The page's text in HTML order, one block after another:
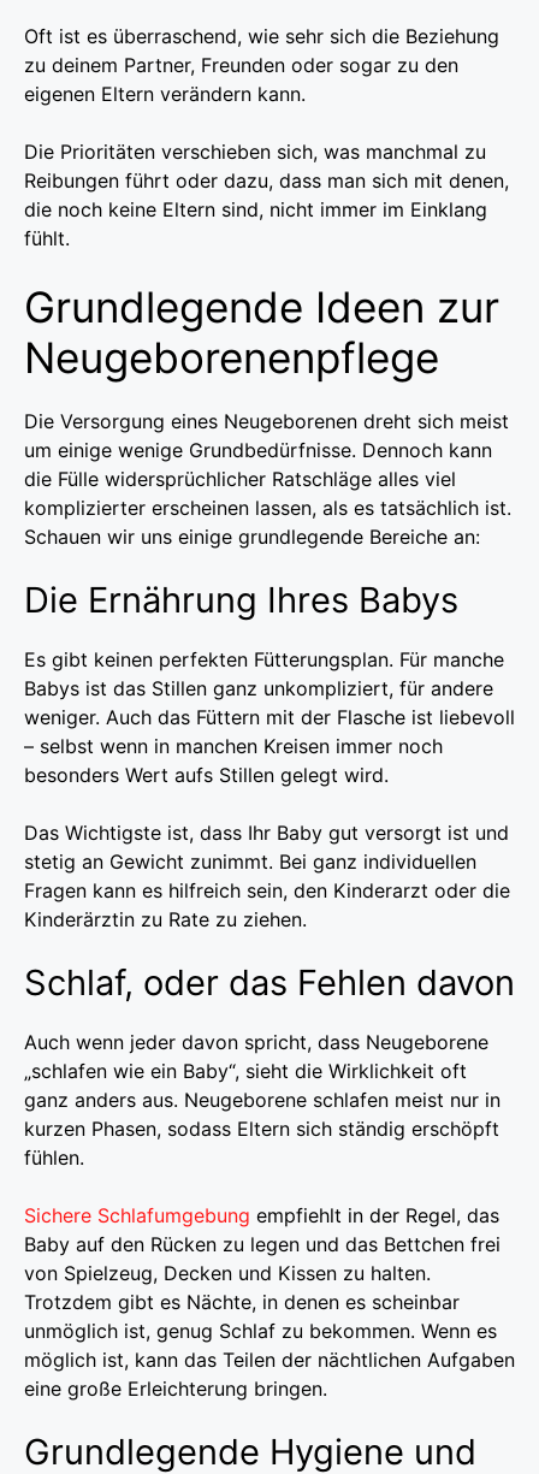
Oft ist es überraschend, wie sehr sich die Beziehung
zu deinem Partner, Freunden oder sogar zu den
eigenen Eltern verändern kann.
Die Prioritäten verschieben sich, was manchmal zu
Reibungen führt oder dazu, dass man sich mit denen,
die noch keine Eltern sind, nicht immer im Einklang
fühlt.
Grundlegende Ideen zur
Neugeborenenpflege
Die Versorgung eines Neugeborenen dreht sich meist
um einige wenige Grundbedürfnisse. Dennoch kann
die Fülle widersprüchlicher Ratschläge alles viel
komplizierter erscheinen lassen, als es tatsächlich ist.
Schauen wir uns einige grundlegende Bereiche an:
Die Ernährung Ihres Babys
Es gibt keinen perfekten Fütterungsplan. Für manche
Babys ist das Stillen ganz unkompliziert, für andere
weniger. Auch das Füttern mit der Flasche ist liebevoll
– selbst wenn in manchen Kreisen immer noch
besonders Wert aufs Stillen gelegt wird.
Das Wichtigste ist, dass Ihr Baby gut versorgt ist und
stetig an Gewicht zunimmt. Bei ganz individuellen
Fragen kann es hilfreich sein, den Kinderarzt oder die
Kinderärztin zu Rate zu ziehen.
Schlaf, oder das Fehlen davon
Auch wenn jeder davon spricht, dass Neugeborene
„schlafen wie ein Baby“, sieht die Wirklichkeit oft
ganz anders aus. Neugeborene schlafen meist nur in
kurzen Phasen, sodass Eltern sich ständig erschöpft
fühlen.
Sichere Schlafumgebung empfiehlt in der Regel, das
Baby auf den Rücken zu legen und das Bettchen frei
von Spielzeug, Decken und Kissen zu halten.
Trotzdem gibt es Nächte, in denen es scheinbar
unmöglich ist, genug Schlaf zu bekommen. Wenn es
möglich ist, kann das Teilen der nächtlichen Aufgaben
eine große Erleichterung bringen.
Grundlegende Hygiene und